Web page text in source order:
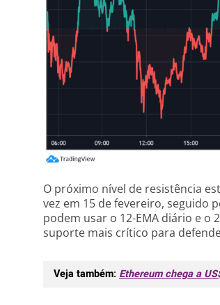
O próximo nível de resistência
vez em 15 de fevereiro, seguido
podem usar o 12-EMA diário e o
suporte mais crítico para
Veja também:Ethereum chega a